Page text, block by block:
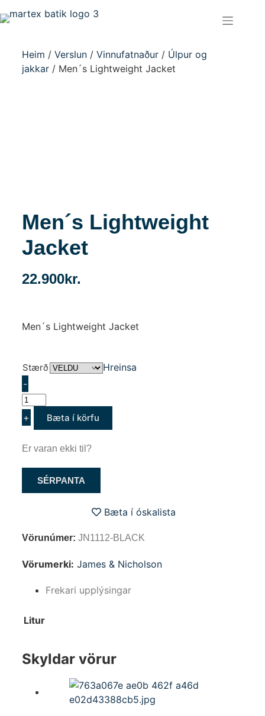
Heim / Verslun/ Vinnufatnaður/ Úlpur og
jakkar/ Men´s Lightweight Jacket
Men´s Lightweight
Jacket
22.900kr.
Men´s Lightweight Jacket
Stærð
Hreinsa
-
+ Bæta í körfu
Er varan ekki til?
SÉRPANTA
Bæta í óskalista
Vörunúmer: JN1112-BLACK
Vörumerki: James & Nicholson
Frekari upplýsingar
Litur
Skyldar vörur